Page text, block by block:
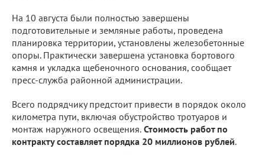
На 10 августа были полностью завершены
подготовительные и земляные работы, проведена
планировка территории, установлены железобетонные
опоры. Практически завершена установка бортового
камня и укладка щебеночного основания, сообщает
пресс-служба районной администрации.
Всего подрядчику предстоит привести в порядок около
километра пути, включая обустройство тротуаров и
монтаж наружного освещения. Стоимость работ по
контракту составляет порядка 20 миллионов рублей.